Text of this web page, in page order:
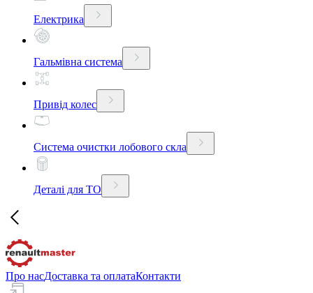
Електрика
Гальмівна система
Привід колес
Система очистки лобового скла
Деталі для ТО
Про насДоставка та оплатаКонтакти